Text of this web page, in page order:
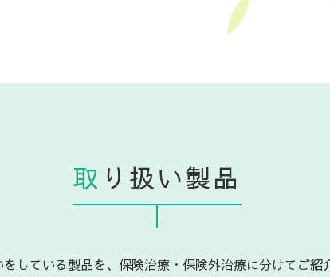
取 り扱い製品
している製品を、保険治療・保険外治療に分けてご紹